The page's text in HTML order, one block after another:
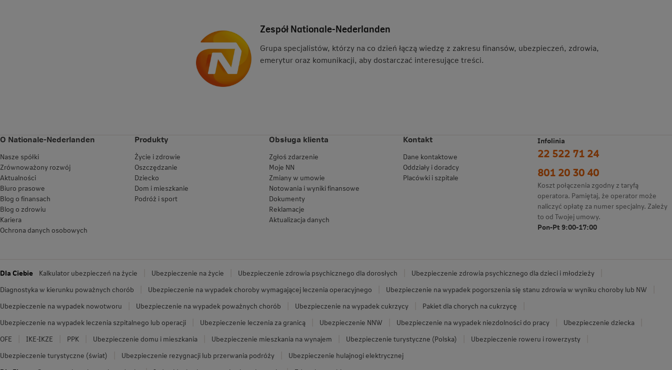
Zespół Nationale-Nederlanden
Grupa specjalistów, którzy na co dzień łączą wiedzę z zakresu finansów, ubezpieczeń, zdrowia,
emerytur oraz komunikacji, aby dostarczać interesujące treści.
O Nationale-Nederlanden
Nasze spółki
Zrównoważony rozwój
Aktualności
Biuro prasowe
Blog o finansach
Blog o zdrowiu
Kariera
Ochrona danych osobowych
Produkty
Życie i zdrowie
Oszczędzanie
Dziecko
Dom i mieszkanie
Podróż i sport
Obsługa klienta
Zgłoś zdarzenie
Moje NN
Zmiany w umowie
Notowania i wyniki finansowe
Dokumenty
Reklamacje
Aktualizacja danych
Kontakt
Dane kontaktowe
Oddziały i doradcy
Placówki i szpitale
Infolinia
22 522 71 24
801 20 30 40
Koszt połączenia zgodny z taryfą
operatora. Pamiętaj, że operator może
naliczyć opłatę za numer specjalny. Zależy
to od Twojej umowy.
Pon-Pt 9:00-17:00
Dla Ciebie Kalkulator ubezpieczeń na życie Ubezpieczenie na życie Ubezpieczenie zdrowia psychicznego dla dorosłych
Ubezpieczenie zdrowia psychicznego dla dzieci i młodzieży
Diagnostyka w kierunku poważnych chorób
Ubezpieczenie na wypadek choroby wymagającej leczenia operacyjnego
Ubezpieczenie na wypadek pogorszenia się stanu zdrowia w wyniku choroby lub NW
Ubezpieczenie na wypadek nowotworu
Ubezpieczenie na wypadek poważnych chorób Ubezpieczenie na wypadek cukrzycy
Pakiet dla chorych na cukrzycę
Ubezpieczenie na wypadek leczenia szpitalnego lub operacji
Ubezpieczenie leczenia za granicą Ubezpieczenie NNW Ubezpieczenie na wypadek niezdolności do pracy
Ubezpieczenie dziecka
OFE
IKE-IKZE PPK Ubezpieczenie domu i mieszkania Ubezpieczenie mieszkania na wynajem Ubezpieczenie turystyczne (Polska)
Ubezpieczenie roweru i rowerzysty
Ubezpieczenie turystyczne (świat)
Ubezpieczenie rezygnacji lub przerwania podróży
Ubezpieczenie hulajnogi elektrycznej